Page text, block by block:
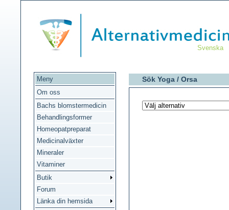
Svenska
Meny
Om oss
Bachs blomstermedicin
Behandlingsformer
Homeopatpreparat
Medicinalväxter
Mineraler
Vitaminer
Butik
Forum
Länka din hemsida
Sök Yoga / Orsa